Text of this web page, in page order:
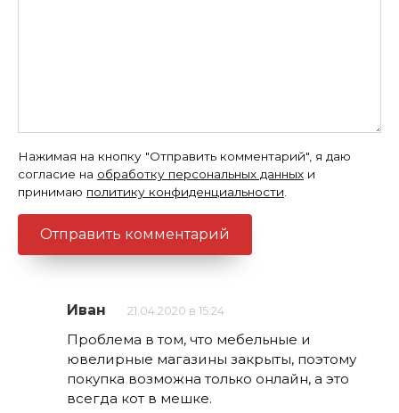
Нажимая на кнопку "Отправить комментарий", я даю
согласие на обработку персональных данных и
принимаю политику конфиденциальности.
Иван 21.04.2020 в 15:24
Проблема в том, что мебельные и
ювелирные магазины закрыты, поэтому
покупка возможна только онлайн, а это
всегда кот в мешке.